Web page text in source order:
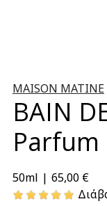
MAISON MATINE
BAIN
Parfum
50ml | 65,00 €